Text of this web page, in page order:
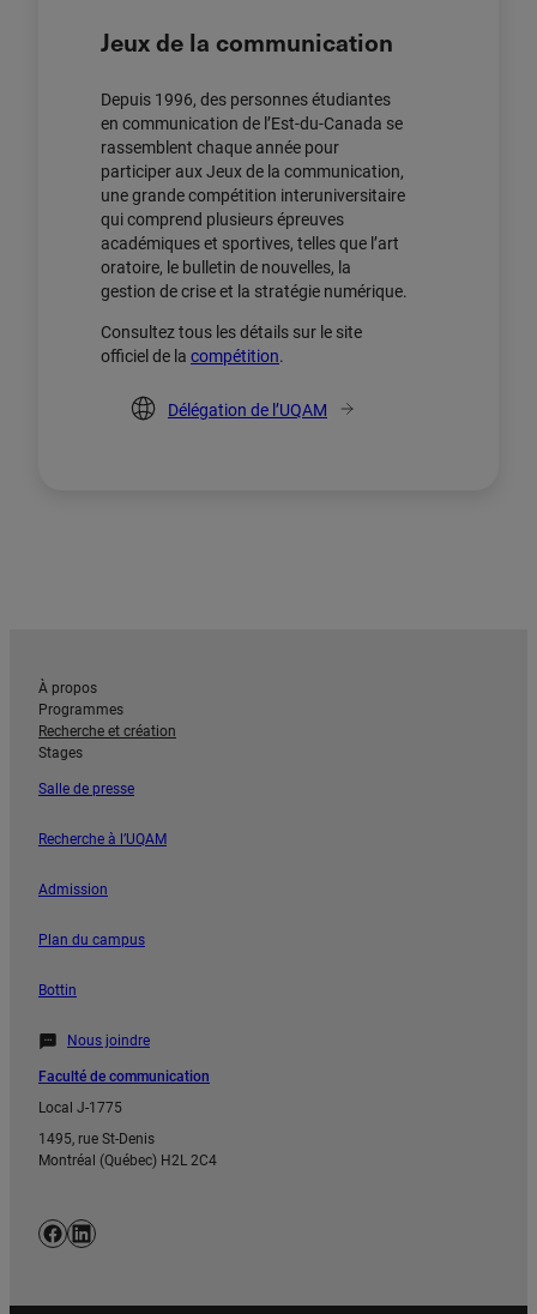
Jeux de la communication
Depuis 1996, des personnes étudiantes
en communication de l’Est-du-Canada se
rassemblent chaque année pour
participer aux Jeux de la communication,
une grande compétition interuniversitaire
qui comprend plusieurs épreuves
académiques et sportives, telles que l’art
oratoire, le bulletin de nouvelles, la
gestion de crise et la stratégie numérique.
Consultez tous les détails sur le site
officiel de la compétition.
Délégation de l’UQAM
À propos
Programmes
Recherche et création
Stages
Salle de presse
Recherche à l’UQAM
Admission
Plan du campus
Bottin
Nous joindre
Faculté de communication
Local J-1775
1495, rue St-Denis
Montréal (Québec) H2L 2C4
Facebook
LinkedIn